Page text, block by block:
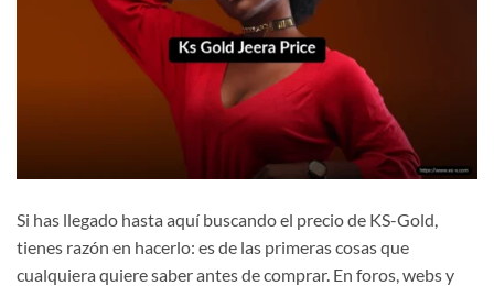
Si has llegado hasta aquí buscando el precio de KS-Gold,
tienes razón en hacerlo: es de las primeras cosas que
cualquiera quiere saber antes de comprar. En foros, webs y